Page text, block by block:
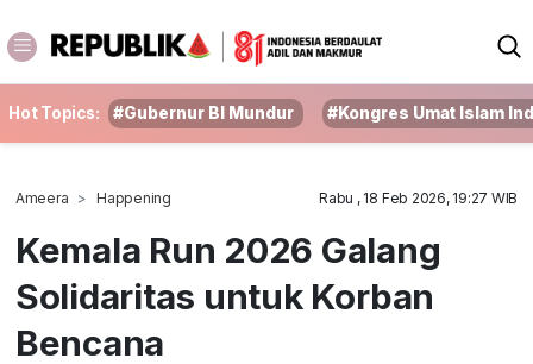
Hot Topics: #Gubernur BI Mundur #Kongres Umat Islam
Ameera Happening Rabu , 18 Feb 2026, 19:27 WIB
Kemala Run 2026 Galang
Solidaritas untuk Korban
Bencana